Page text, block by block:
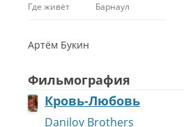
Где живёт Барнаул
Артём Букин
Фильмография
Кровь-Любовь
Danilov Brothers